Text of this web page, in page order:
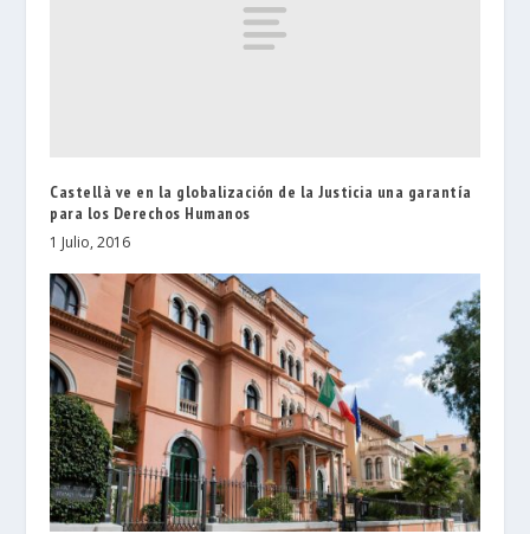
Castellà ve en la globalización de la Justicia una garantía
para los Derechos Humanos
1 Julio, 2016